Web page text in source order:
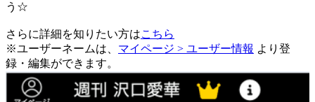
う☆
さらに詳細を知りたい方はこちら
※ユーザーネームは、 マイページ > ユーザー情報 より登
録・編集ができます。